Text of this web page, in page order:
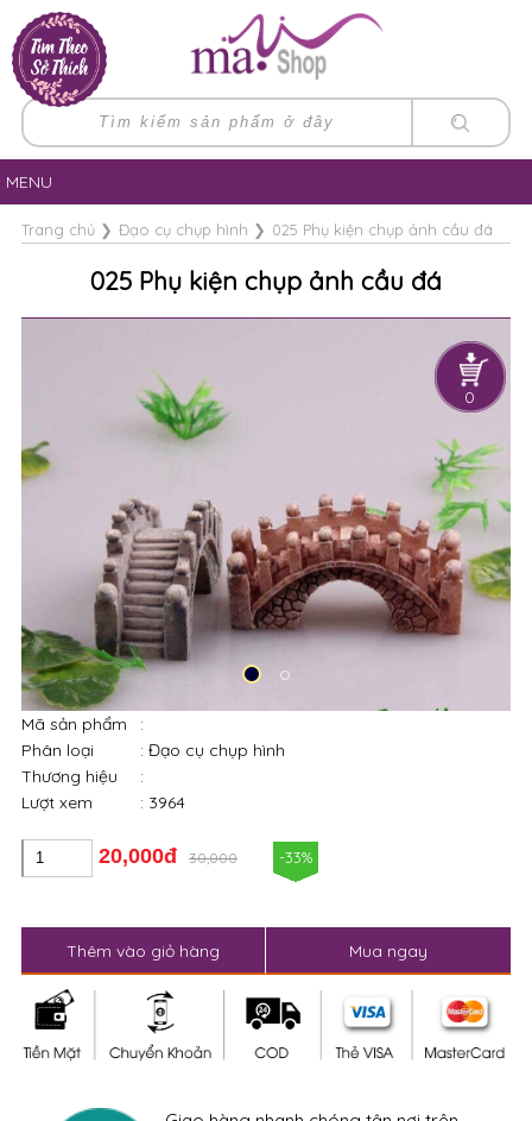
0
MENU
Trang chủ❯ Đạo cụ chụp hình ❯ 025 Phụ kiện chụp ảnh cầu đá
025 Phụ kiện chụp ảnh cầu đá
Mã sản phẩm
:
Phân loại
: Đạo cụ chụp hình
Thương hiệu
:
Lượt xem
: 3964
20,000đ 30,000 -33%
Thêm vào giỏ hàng Mua ngay